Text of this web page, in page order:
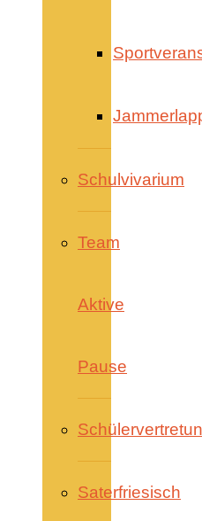
Schulvivarium
Team
Aktive
Pause
Saterfriesisch